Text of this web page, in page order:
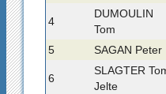
4
DUMOULIN
Tom
5 SAGAN Peter
6
SLAGTER
Jelte